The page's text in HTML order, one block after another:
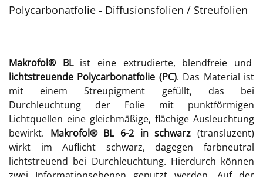
Polycarbonatfolie - Diffusionsfolien / Streufolien
Makrofol® BList eine extrudierte, blendfreie und
lichtstreuende Polycarbonatfolie (PC). Das Material ist
mit einem Streupigment gefüllt, das bei
Durchleuchtung der Folie mit punktförmigen
Lichtquellen eine gleichmäßige, flächige Ausleuchtung
bewirkt. Makrofol® BL 6-2 in schwarz (transluzent)
wirkt im Auflicht schwarz, dagegen farbneutral
lichtstreuend bei Durchleuchtung. Hierdurch können